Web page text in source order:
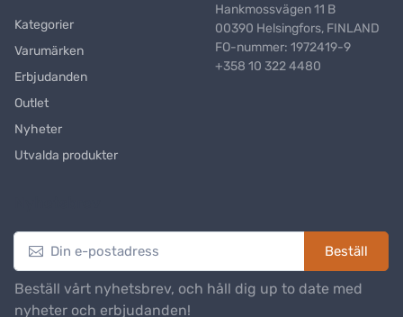
Kategorier
Varumärken
Erbjudanden
Outlet
Nyheter
Utvalda produkter
Hankmossvägen 11 B
00390 Helsingfors, FINLAND
FO-nummer: 1972419-9
+358 10 322 4480
Beställ
Beställ vårt nyhetsbrev, och håll dig up to date med
nyheter och erbjudanden!